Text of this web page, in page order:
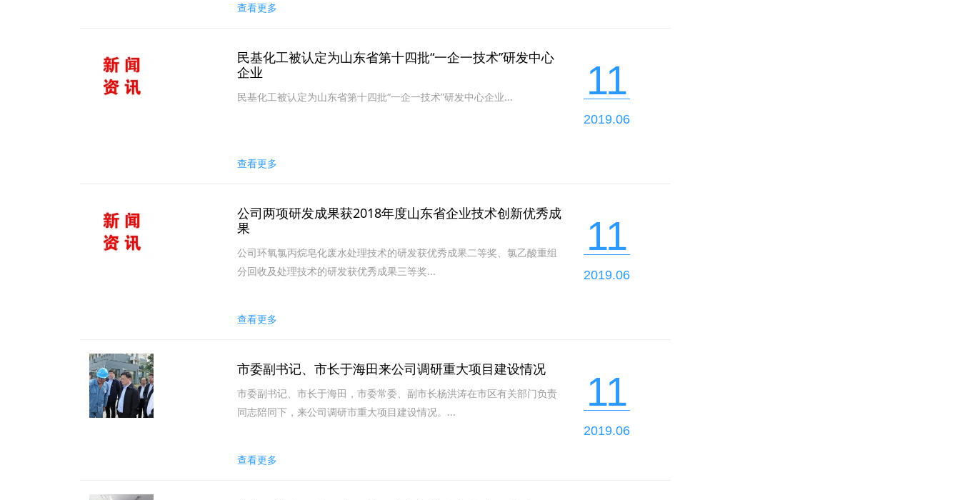
查看更多
民基化工被认定为山东省第十四批“一企一技术”研发中心
企业
民基化工被认定为山东省第十四批“一企一技术”研发中心企业...
查看更多
11
2019.06
公司两项研发成果获2018年度山东省企业技术创新优秀成
果
公司环氧氯丙烷皂化废水处理技术的研发获优秀成果二等奖、氯乙酸重组
分回收及处理技术的研发获优秀成果三等奖...
查看更多
11
2019.06
市委副书记、市长于海田来公司调研重大项目建设情况
市委副书记、市长于海田，市委常委、副市长杨洪涛在市区有关部门负责
同志陪同下，来公司调研市重大项目建设情况。...
查看更多
11
2019.06